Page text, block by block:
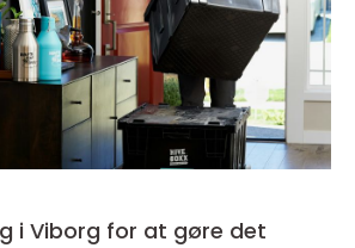
i Viborg for at gøre det